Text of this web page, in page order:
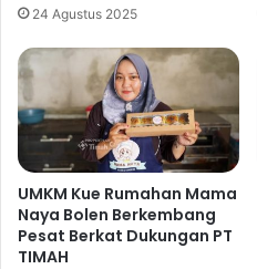
24 Agustus 2025
UMKM Kue Rumahan Mama
Naya Bolen Berkembang
Pesat Berkat Dukungan PT
TIMAH